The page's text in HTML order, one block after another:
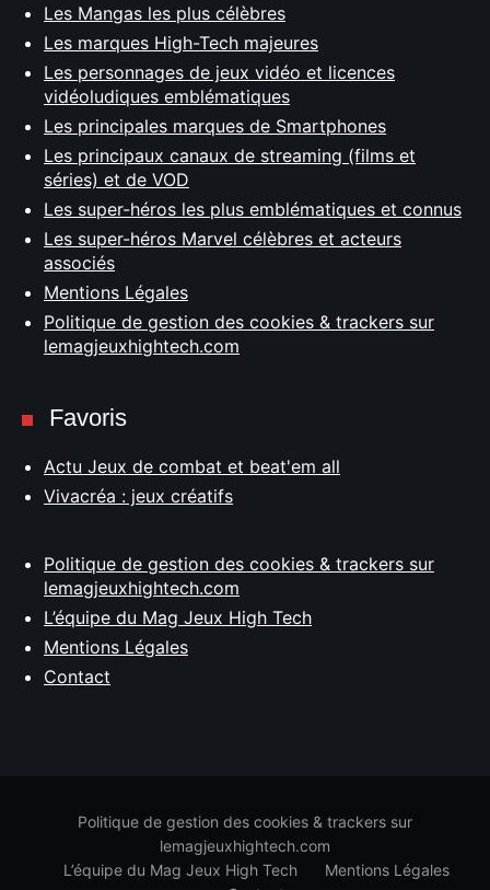
Les Mangas les plus célèbres
Les marques High-Tech majeures
Les personnages de jeux vidéo et licences
vidéoludiques emblématiques
Les principales marques de Smartphones
Les principaux canaux de streaming (films et
séries) et de VOD
Les super-héros les plus emblématiques et connus
Les super-héros Marvel célèbres et acteurs
associés
Mentions Légales
Politique de gestion des cookies & trackers sur
lemagjeuxhightech.com
Favoris
Actu Jeux de combat et beat'em all
Vivacréa : jeux créatifs
Politique de gestion des cookies & trackers sur
lemagjeuxhightech.com
L’équipe du Mag Jeux High Tech
Mentions Légales
Contact
Politique de gestion des cookies & trackers sur
lemagjeuxhightech.com
L’équipe du Mag Jeux High Tech
Mentions Légales